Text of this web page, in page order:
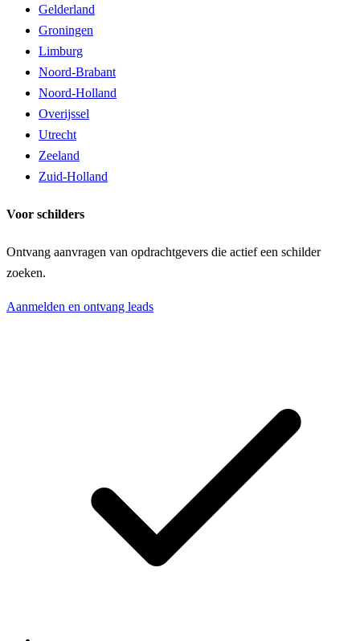
Gelderland
Groningen
Limburg
Noord-Brabant
Noord-Holland
Overijssel
Utrecht
Zeeland
Zuid-Holland
Voor schilders
Ontvang aanvragen van opdrachtgevers die actief een schilder
zoeken.
Aanmelden en ontvang leads